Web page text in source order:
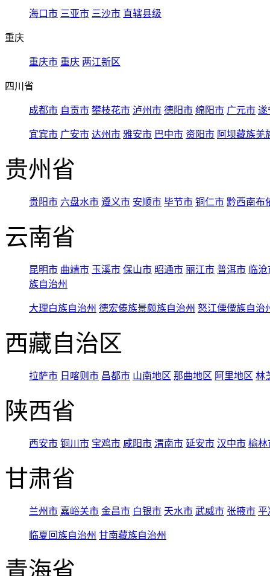
海口市 三亚市 三沙市 直辖县级
重庆
重庆市 重庆 两江新区
四川省
成都市 自贡市 攀枝花市 泸州市 德阳市 绵阳市 广元市 遂
宜宾市 广安市 达州市 雅安市 巴中市 资阳市 阿坝藏族羌
贵州省
贵阳市 六盘水市 遵义市 安顺市 毕节市 铜仁市 黔西南布
云南省
昆明市 曲靖市 玉溪市 保山市 昭通市 丽江市 普洱市 临
族自治州
大理白族自治州 德宏傣族景颇族自治州 怒江傈僳族自治
西藏自治区
拉萨市 日喀则市 昌都市 山南地区 那曲地区 阿里地区 林
陕西省
西安市 铜川市 宝鸡市 咸阳市 渭南市 延安市 汉中市 榆林
甘肃省
兰州市 嘉峪关市 金昌市 白银市 天水市 武威市 张掖市 平
临夏回族自治州 甘南藏族自治州
青海省